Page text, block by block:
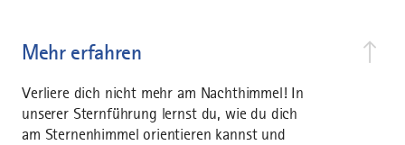
Mehr erfahren
Verliere dich nicht mehr am Nachthimmel! In
unserer Sternführung lernst du, wie du dich
am Sternenhimmel orientieren kannst und